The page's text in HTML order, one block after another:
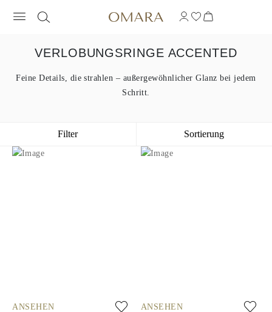
VERLOBUNGSRINGE ACCENTED
Feine Details, die strahlen – außergewöhnlicher Glanz bei jedem
Schritt.
Filter Sortierung
ANSEHEN ANSEHEN